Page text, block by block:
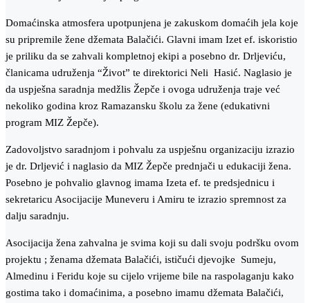
Domaćinska atmosfera upotpunjena je zakuskom domaćih jela koje
su pripremile žene džemata Balačići. Glavni imam Izet ef. iskoristio
je priliku da se zahvali kompletnoj ekipi a posebno dr. Drljeviću,
članicama udruženja “Život” te direktorici Neli Hasić. Naglasio je
da uspješna saradnja medžlis Žepče i ovoga udruženja traje već
nekoliko godina kroz Ramazansku školu za žene (edukativni
program MIZ Žepče).
Zadovoljstvo saradnjom i pohvalu za uspješnu organizaciju izrazio
je dr. Drljević i naglasio da MIZ Žepče prednjači u edukaciji žena.
Posebno je pohvalio glavnog imama Izeta ef. te predsjednicu i
sekretaricu Asocijacije Muneveru i Amiru te izrazio spremnost za
dalju saradnju.
Asocijacija žena zahvalna je svima koji su dali svoju podršku ovom
projektu ; ženama džemata Balačići, ističući djevojke Sumeju,
Almedinu i Feridu koje su cijelo vrijeme bile na raspolaganju kako
gostima tako i domaćinima, a posebno imamu džemata Balačići,